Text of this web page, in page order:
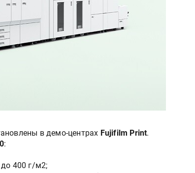
в демо-центрах Fujifilm Print.
:
400 г/м2;